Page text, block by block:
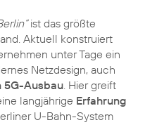
ist das größte
Aktuell konstruiert
unter Tage ein
Netzdesign, auch
5G-Ausbau . Hier greift
langjährige Erfahrung
U-Bahn-System